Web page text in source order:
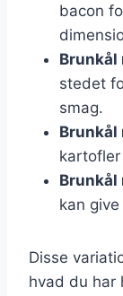
bacon
stedet
smag.
Brunkål
Brunkål
kan
Disse
hvad du har